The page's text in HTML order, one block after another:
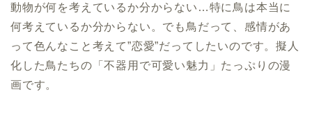
動物が何を考えているか分からない…特に鳥は本当に
何考えているか分からない。でも鳥だって、感情があ
って色んなこと考えて”恋愛”だってしたいのです。擬人
化した鳥たちの「不器用で可愛い魅力」たっぷりの漫
画です。